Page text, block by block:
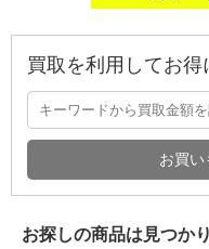
買取を利用してお得
お買い
お探しの商品は見つか